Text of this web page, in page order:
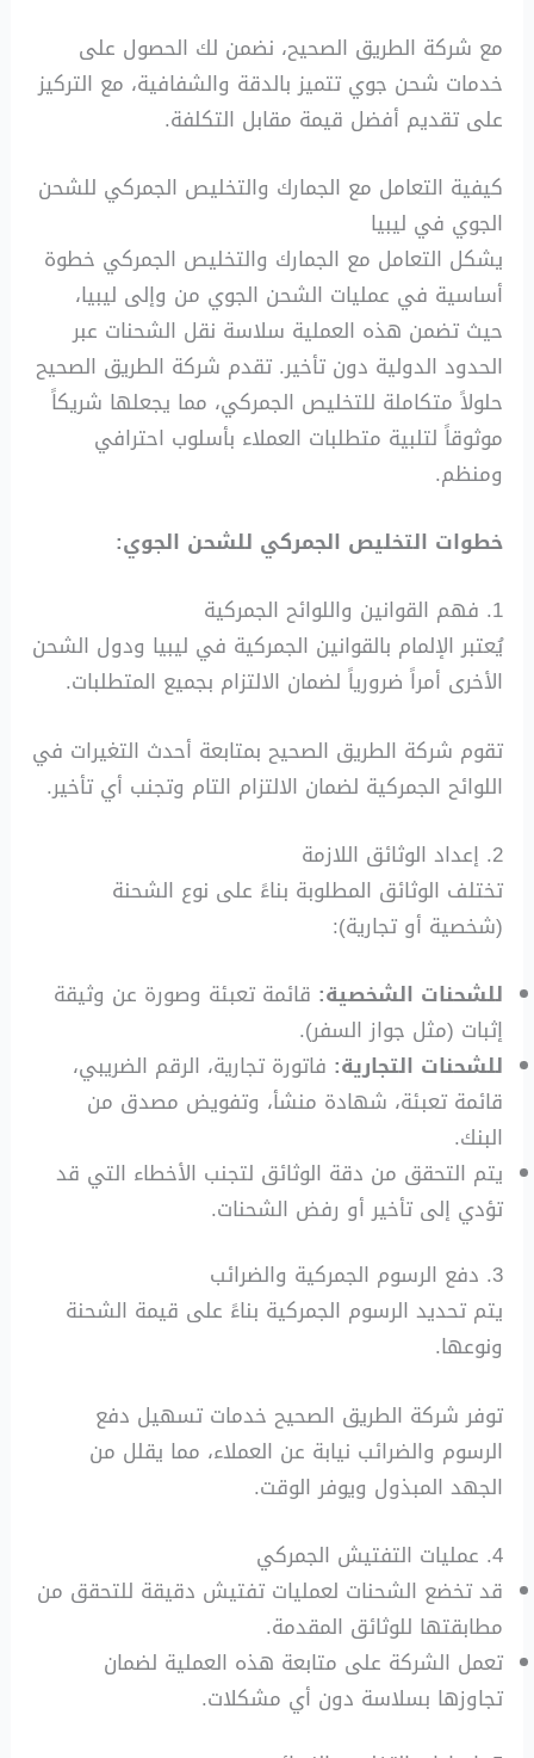
مع شركة الطريق الصحيح، نضمن لك الحصول على
خدمات شحن جوي تتميز بالدقة والشفافية، مع التركيز
على تقديم أفضل قيمة مقابل التكلفة.
كيفية التعامل مع الجمارك والتخليص الجمركي للشحن
الجوي في ليبيا
يشكل التعامل مع الجمارك والتخليص الجمركي خطوة
أساسية في عمليات الشحن الجوي من وإلى ليبيا،
حيث تضمن هذه العملية سلاسة نقل الشحنات عبر
الحدود الدولية دون تأخير. تقدم شركة الطريق الصحيح
حلولاً متكاملة للتخليص الجمركي، مما يجعلها شريكاً
موثوقاً لتلبية متطلبات العملاء بأسلوب احترافي
ومنظم.
خطوات التخليص الجمركي للشحن الجوي:
1. فهم القوانين واللوائح الجمركية
يُعتبر الإلمام بالقوانين الجمركية في ليبيا ودول الشحن
الأخرى أمراً ضرورياً لضمان الالتزام بجميع المتطلبات.
تقوم شركة الطريق الصحيح بمتابعة أحدث التغيرات في
اللوائح الجمركية لضمان الالتزام التام وتجنب أي تأخير.
2. إعداد الوثائق اللازمة
تختلف الوثائق المطلوبة بناءً على نوع الشحنة
(شخصية أو تجارية):
للشحنات الشخصية: قائمة تعبئة وصورة عن وثيقة
إثبات (مثل جواز السفر).
للشحنات التجارية: فاتورة تجارية، الرقم الضريبي،
قائمة تعبئة، شهادة منشأ، وتفويض مصدق من
البنك.
يتم التحقق من دقة الوثائق لتجنب الأخطاء التي قد
تؤدي إلى تأخير أو رفض الشحنات.
3. دفع الرسوم الجمركية والضرائب
يتم تحديد الرسوم الجمركية بناءً على قيمة الشحنة
ونوعها.
توفر شركة الطريق الصحيح خدمات تسهيل دفع
الرسوم والضرائب نيابة عن العملاء، مما يقلل من
الجهد المبذول ويوفر الوقت.
4. عمليات التفتيش الجمركي
قد تخضع الشحنات لعمليات تفتيش دقيقة للتحقق من
مطابقتها للوثائق المقدمة.
تعمل الشركة على متابعة هذه العملية لضمان
تجاوزها بسلاسة دون أي مشكلات.